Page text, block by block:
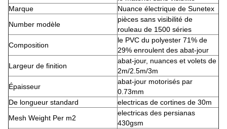
Marque
Nuance électrique de Sunetex
Number modèle
pièces sans visibilité de
rouleau de 1500 séries
Composition
le PVC du polyester 71% de
29% enroulent des abat-jour
Largeur de finition
abat-jour, nuances et volets de
2m/2.5m/3m
Épaisseur
abat-jour motorisés par
0.73mm
De longueur standard
electricas de cortines de 30m
Mesh Weight Per m2
electricas des persianas
430gsm